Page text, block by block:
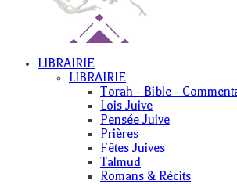
LIBRAIRIE
LIBRAIRIE
Torah - Bible -
Lois Juive
Pensée Juive
Prières
Fêtes Juives
Talmud
Romans & Récits